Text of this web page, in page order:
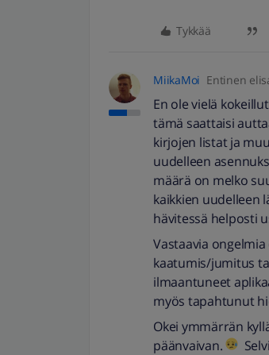
Tykkää
MiikaMoi Entinen
En ole vielä
tämä saattaisi
kirjojen listat ja
uudelleen
määrä on melko
kaikkien uudelleen
hävitessä helposti
Vastaavia
kaatumis/jumitus
ilmaantuneet
myös tapahtunut
Okei ymmärrän
päänvaivan.